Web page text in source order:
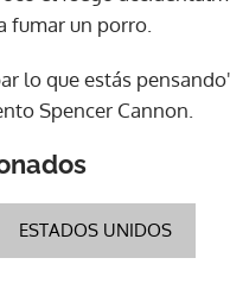
fumar un porro.
lo que estás
Spencer Cannon.
ESTADOS UNIDOS